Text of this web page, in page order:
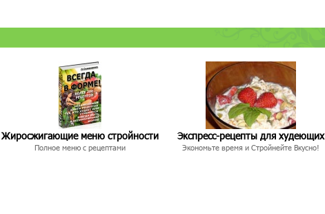
Жиросжигающие меню стройности
Полное меню с рецептами
Экспресс-рецепты для худеющих
Экономьте время и Стройнейте Вкусно!